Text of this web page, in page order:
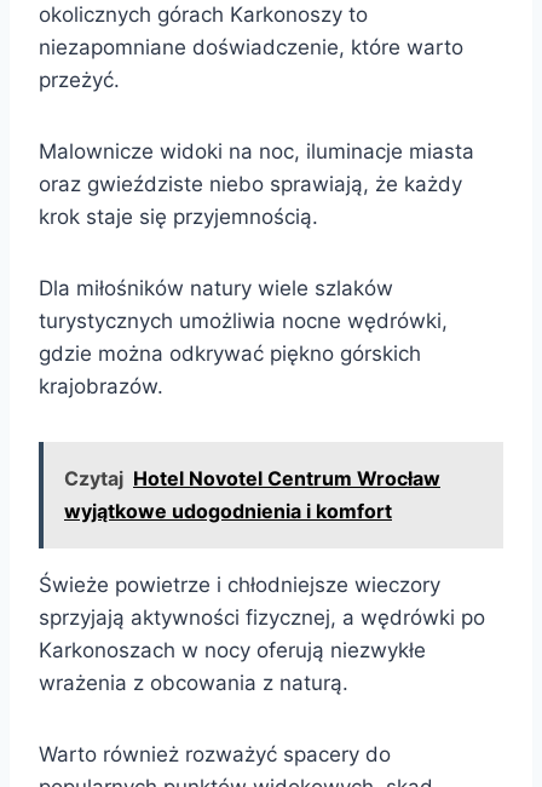
okolicznych górach Karkonoszy to
niezapomniane doświadczenie, które warto
przeżyć.
Malownicze widoki na noc, iluminacje miasta
oraz gwieździste niebo sprawiają, że każdy
krok staje się przyjemnością.
Dla miłośników natury wiele szlaków
turystycznych umożliwia nocne wędrówki,
gdzie można odkrywać piękno górskich
krajobrazów.
Czytaj Hotel Novotel Centrum Wrocław
wyjątkowe udogodnienia i komfort
Świeże powietrze i chłodniejsze wieczory
sprzyjają aktywności fizycznej, a wędrówki po
Karkonoszach w nocy oferują niezwykłe
wrażenia z obcowania z naturą.
Warto również rozważyć spacery do